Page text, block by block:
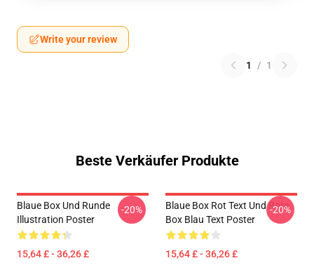
Write your review
1 / 1
Beste Verkäufer Produkte
Blaue Box Und Runde
Illustration Poster
15,64 £ - 36,26 £
-20%
Blaue Box Rot Text Und Rote
Box Blau Text Poster
15,64 £ - 36,26 £
-20%